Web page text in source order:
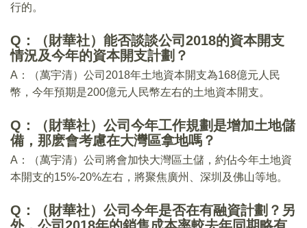
行的。
Q：（財華社）能否談談公司2018的資本開支
情況及今年的資本開支計劃？
A：（萬宇清）公司2018年土地資本開支為168億元人民
幣，今年預期是200億元人民幣左右的土地資本開支。
Q：（財華社）公司今年工作規劃是增加土地儲
備，那麽會考慮在大灣區拿地嗎？
A：（萬宇清）公司將會加快大灣區土儲，約佔今年土地資
本開支的15%-20%左右，將聚焦廣州、深圳及佛山等地。
Q：（財華社）公司今年是否在有融資計劃？另